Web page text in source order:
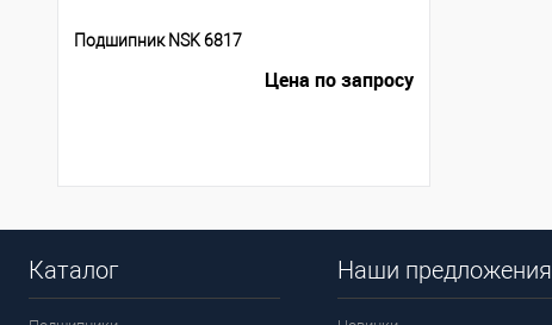
Подшипник NSK 6817
Цена по запросу
Каталог Наши предложения